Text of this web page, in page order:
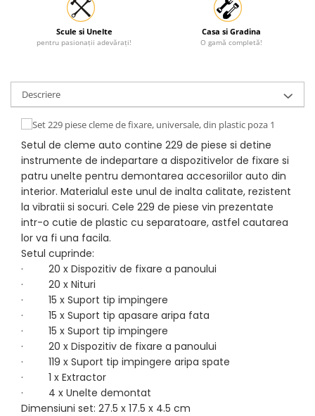
Protectia muncii
Scule Pneumatice
Suport auto
Suport motocicleta
Surubelnite
Tunuri de caldura si aeroteme
Utilaje constructie
Scule si Unelte
pentru pasionații adevărați!
Casa si Gradina
O gamă completă!
Descriere
Setul de cleme auto contine 229 de piese si detine
instrumente de indepartare a dispozitivelor de fixare si
patru unelte pentru demontarea accesoriilor auto din
interior. Materialul este unul de inalta calitate, rezistent
la vibratii si socuri. Cele 229 de piese vin prezentate
intr-o cutie de plastic cu separatoare, astfel cautarea
lor va fi una facila.
Setul cuprinde:
· 20 x Dispozitiv de fixare a panoului
· 20 x Nituri
· 15 x Suport tip impingere
· 15 x Suport tip apasare aripa fata
· 15 x Suport tip impingere
· 20 x Dispozitiv de fixare a panoului
· 119 x Suport tip impingere aripa spate
· 1 x Extractor
· 4 x Unelte demontat
Dimensiuni set: 27.5 x 17.5 x 4.5 cm